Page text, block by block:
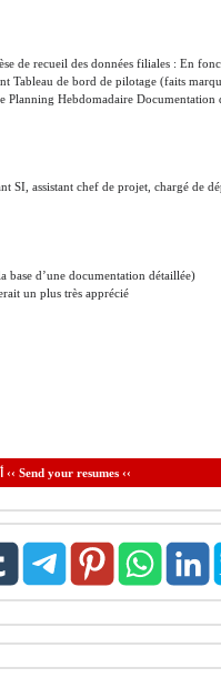
de recueil des données filiales : En
de bord de pilotage (faits
Hebdomadaire Documentation
SI, assistant chef de projet, chargé de
base d’une documentation détaillée)
un plus très apprécié
‹‹ Send your resumes ‹‹